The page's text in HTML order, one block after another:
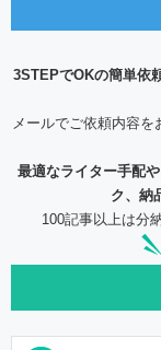
3STEPでOKの簡単依
メールでご依頼内容
最適なライター手配
ク、納
100記事以上は分